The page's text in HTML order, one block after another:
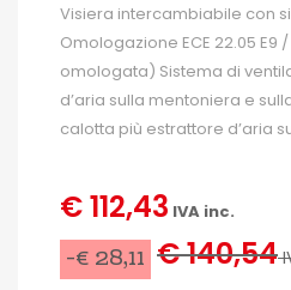
Visiera intercambiabile con
Omologazione ECE 22.05 E9
omologata) Sistema di
d’aria sulla mentoniera e
calotta più estrattore d’aria
€ 112,43 IVA inc.
-€ 28,11 € 140,54